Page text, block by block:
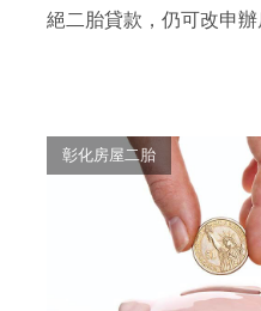
絕二胎貸款，仍可改申
彰化房屋二胎